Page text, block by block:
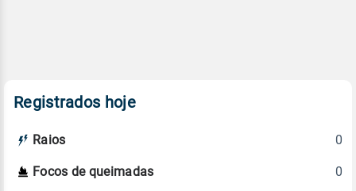
Registrados hoje
Raios 0
Focos de queimadas 0